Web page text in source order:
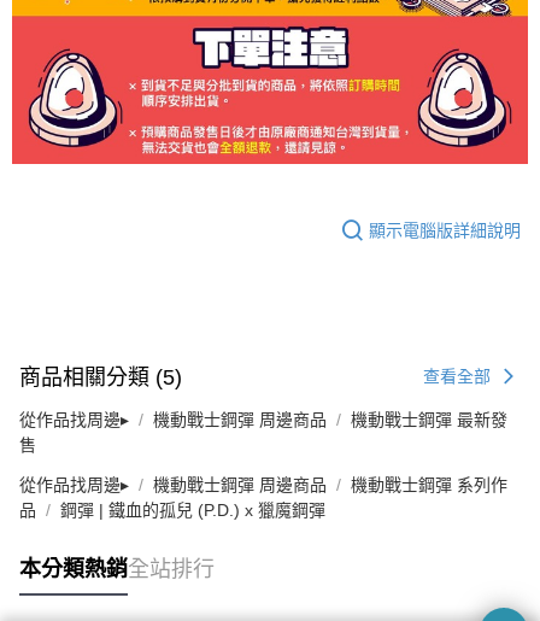
顯示電腦版詳細說明
商品相關分類 (5) 查看全部
從作品找周邊▸ 機動戰士鋼彈 周邊商品
機動戰士鋼彈 最新發
售
從作品找周邊▸ 機動戰士鋼彈 周邊商品
機動戰士鋼彈 系列作
品
鋼彈 | 鐵血的孤兒 (P.D.) x 獵魔鋼彈
本分類熱銷全站排行